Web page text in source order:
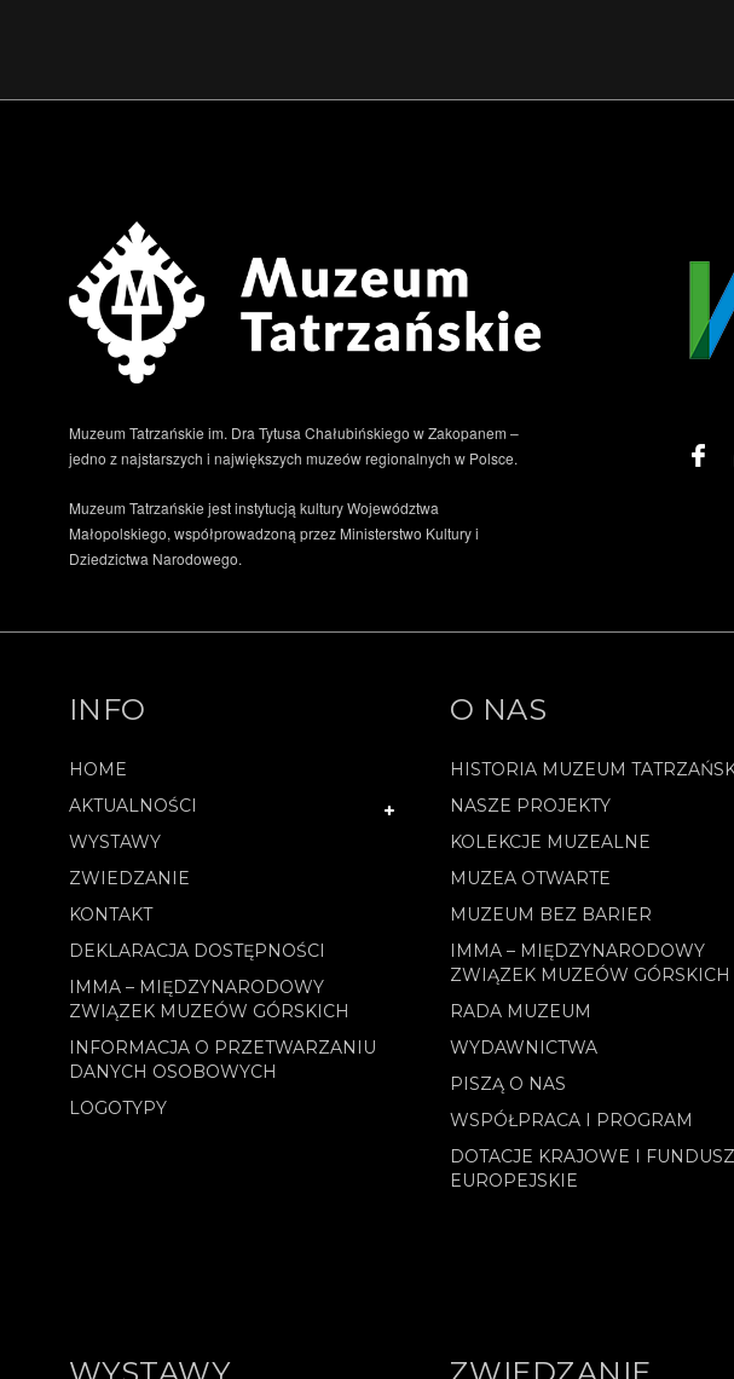
Muzeum Tatrzańskie im. Dra Tytusa Chałubińskiego w Zakopanem –
jedno z najstarszych i największych muzeów regionalnych w Polsce.
Muzeum Tatrzańskie jest instytucją kultury Województwa
Małopolskiego, współprowadzoną przez Ministerstwo Kultury i
Dziedzictwa Narodowego.
INFO
HOME
AKTUALNOŚCI
WYSTAWY
ZWIEDZANIE
KONTAKT
DEKLARACJA DOSTĘPNOŚCI
IMMA – MIĘDZYNARODOWY
ZWIĄZEK MUZEÓW GÓRSKICH
INFORMACJA O PRZETWARZANIU
DANYCH OSOBOWYCH
LOGOTYPY
O NAS
HISTORIA MUZEUM
NASZE PROJEKTY
KOLEKCJE MUZEALNE
MUZEA OTWARTE
MUZEUM BEZ BARIER
IMMA – MIĘDZYNARODOWY
ZWIĄZEK MUZEÓW GÓRSKICH
RADA MUZEUM
WYDAWNICTWA
PISZĄ O NAS
WSPÓŁPRACA I PROGRAM
DOTACJE KRAJOWE I
EUROPEJSKIE